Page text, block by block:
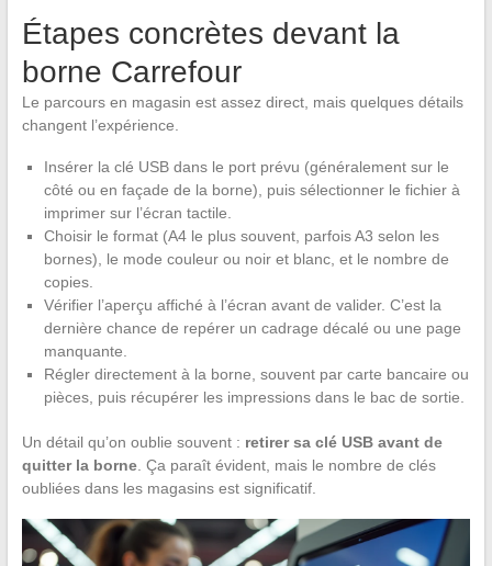
Étapes concrètes devant la
borne Carrefour
Le parcours en magasin est assez direct, mais quelques détails
changent l’expérience.
Insérer la clé USB dans le port prévu (généralement sur le
côté ou en façade de la borne), puis sélectionner le fichier à
imprimer sur l’écran tactile.
Choisir le format (A4 le plus souvent, parfois A3 selon les
bornes), le mode couleur ou noir et blanc, et le nombre de
copies.
Vérifier l’aperçu affiché à l’écran avant de valider. C’est la
dernière chance de repérer un cadrage décalé ou une page
manquante.
Régler directement à la borne, souvent par carte bancaire ou
pièces, puis récupérer les impressions dans le bac de sortie.
Un détail qu’on oublie souvent : retirer sa clé USB avant de
quitter la borne. Ça paraît évident, mais le nombre de clés
oubliées dans les magasins est significatif.